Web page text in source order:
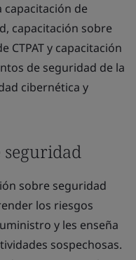
capacitación de
capacitación sobre
CTPAT y capacitación
de seguridad de la
cibernética y
seguridad
sobre seguridad
los riesgos
y les enseña
sospechosas.